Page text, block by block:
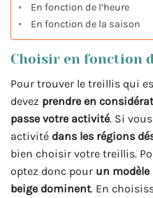
En fonction de l’heure
En fonction de la saison
Choisir en fonction
Pour trouver le treillis qui
devez prendre en
passe votre activité. Si
activité dans les régions
bien choisir votre treillis.
optez donc pour un
beige dominent. En